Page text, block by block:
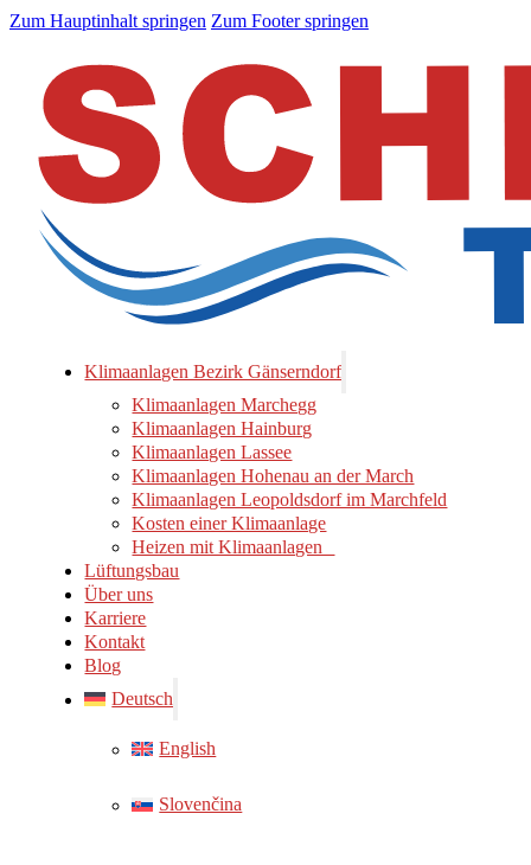
Zum Hauptinhalt springen Zum Footer springen
Klimaanlagen Bezirk Gänserndorf
Klimaanlagen Marchegg
Klimaanlagen Hainburg
Klimaanlagen Lassee
Klimaanlagen Hohenau an der March
Klimaanlagen Leopoldsdorf im Marchfeld
Kosten einer Klimaanlage
Heizen mit Klimaanlagen
Lüftungsbau
Über uns
Karriere
Kontakt
Blog
Deutsch
English
Slovenčina